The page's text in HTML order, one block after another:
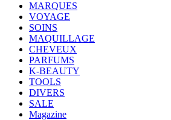
MARQUES
VOYAGE
SOINS
MAQUILLAGE
CHEVEUX
PARFUMS
K-BEAUTY
TOOLS
DIVERS
SALE
Magazine